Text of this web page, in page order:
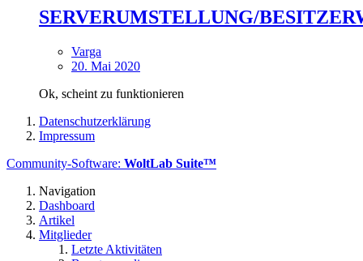
SERVERUMSTELLUNG/
Varga
20. Mai 2020
Ok, scheint zu funktionieren
Datenschutzerklärung
Impressum
Community-Software: WoltLab Suite™
Navigation
Dashboard
Artikel
Mitglieder
Letzte Aktivitäten